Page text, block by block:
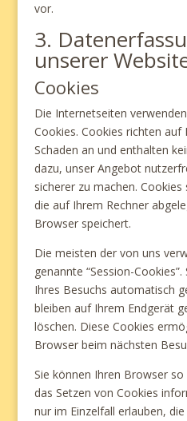
vor.
3.
unserer
Cookies
Die Internetseiten
Cookies. Cookies richten auf
Schaden an und enthalten
dazu, unser Angebot
sicherer zu machen.
die auf Ihrem Rechner
Browser speichert.
Die meisten der von uns
genannte “Session-
Ihres Besuchs automatisch
bleiben auf Ihrem Endgerät
löschen. Diese Cookies
Browser beim nächsten
Sie können Ihren Browser
das Setzen von Cookies
nur im Einzelfall erlauben,